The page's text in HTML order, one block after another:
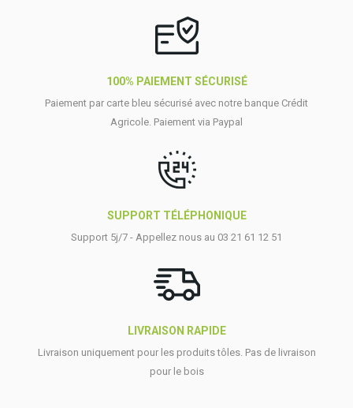
100% PAIEMENT SÉCURISÉ
Paiement par carte bleu sécurisé avec notre banque Crédit
Agricole. Paiement via Paypal
SUPPORT TÉLÉPHONIQUE
Support 5j/7 - Appellez nous au 03 21 61 12 51
LIVRAISON RAPIDE
Livraison uniquement pour les produits tôles. Pas de livraison
pour le bois